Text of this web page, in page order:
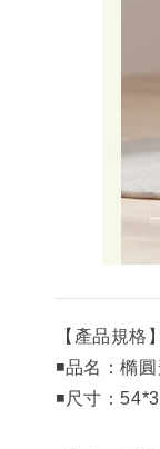
【產品規格】
◾品名：橢
◾尺寸：